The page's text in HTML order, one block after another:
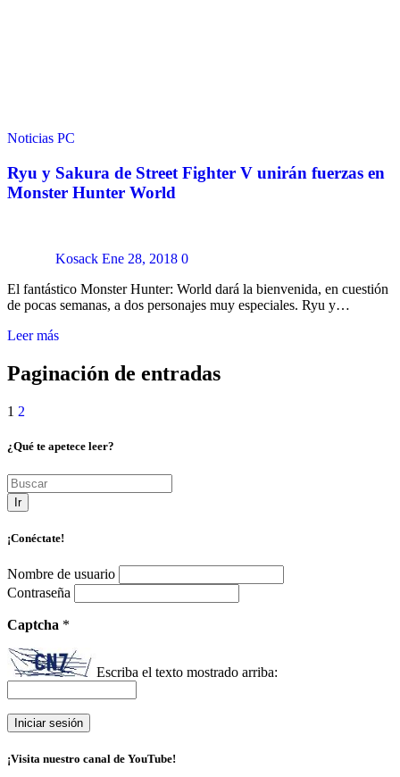
Noticias PC
Ryu y Sakura de Street Fighter V unirán fuerzas en
Monster Hunter World
Kosack Ene 28, 2018 0
El fantástico Monster Hunter: World dará la bienvenida, en cuestión
de pocas semanas, a dos personajes muy especiales. Ryu y…
Leer más
Paginación de entradas
1 2
¿Qué te apetece leer?
Ir
¡Conéctate!
Nombre de usuario
Contraseña
Captcha *
Escriba el texto mostrado arriba:
¡Visita nuestro canal de YouTube!